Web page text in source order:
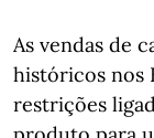
As vendas de
históricos nos
restrições